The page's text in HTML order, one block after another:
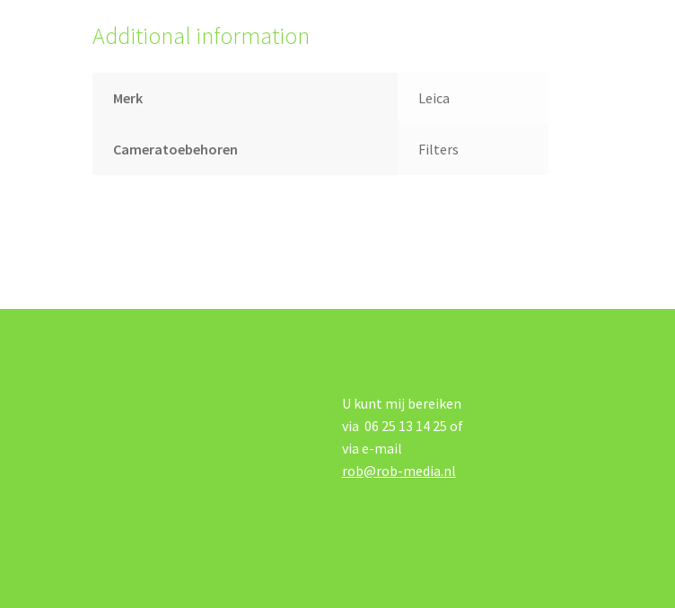
Additional information
Merk Leica
Cameratoebehoren Filters
U kunt mij bereiken
via 06 25 13 14 25 of
via e-mail
rob@rob-media.nl